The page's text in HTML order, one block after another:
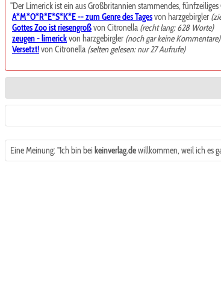
"Der Limerick ist ein aus Großbritannien stammendes,
A*M*O*R*E*S*K*E -- zum Genre des Tagesvon harzgebirgler
Gottes Zoo ist riesengroßvon Citronella (recht lang: 628 Worte)
zeugen - limerickvon harzgebirgler (noch gar keine Kommentare)
Versetzt!von Citronella (selten gelesen: nur 27 Aufrufe)
Eine Meinung: "Ich bin bei keinverlag.dewillkommen, weil ich es